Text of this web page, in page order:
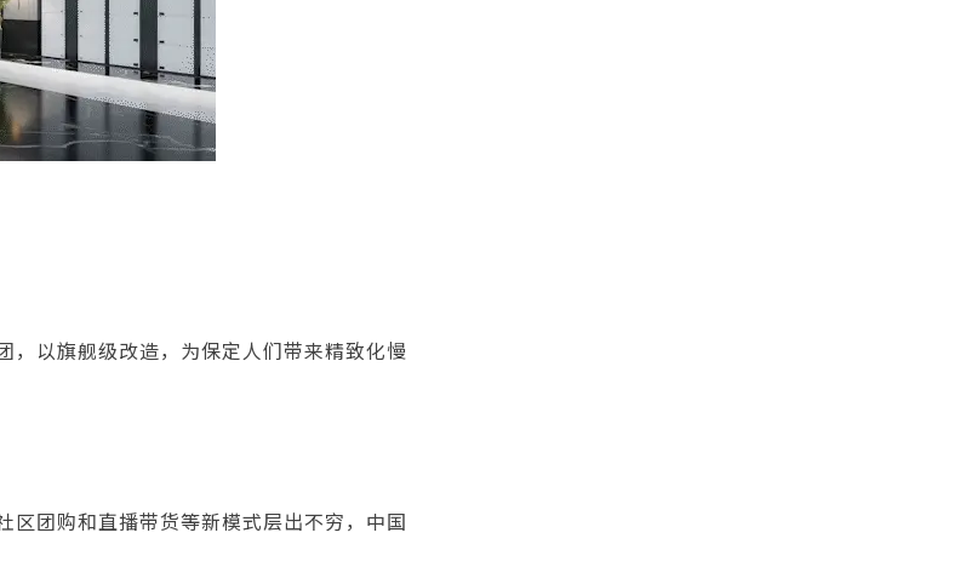
，以旗舰级改造，为保定人们带来精致化慢
团购和直播带货等新模式层出不穷，中国